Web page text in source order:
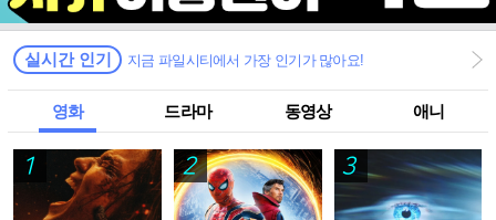
실시간 인기 지금 파일시티에서 가장 인기가 많아요!
영화 드라마 동영상 애니
1 2 3